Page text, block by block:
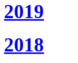
2019
2018